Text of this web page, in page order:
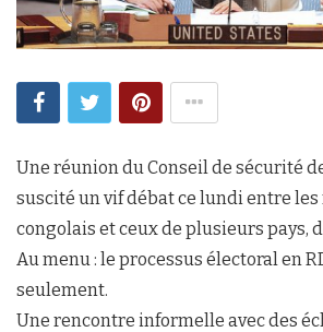
Une réunion du Conseil de sécurité
suscité un vif débat ce lundi entre
congolais et ceux de plusieurs pays,
Au menu : le processus électoral en
seulement.
Une rencontre informelle avec des